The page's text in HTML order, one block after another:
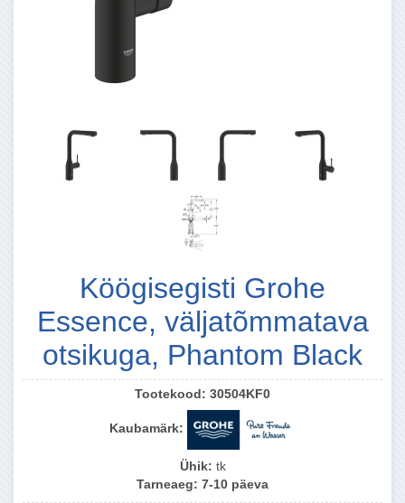
Köögisegisti Grohe
Essence, väljatõmmatava
otsikuga, Phantom Black
Tootekood: 30504KF0
Kaubamärk:
Ühik: tk
Tarneaeg: 7-10 päeva